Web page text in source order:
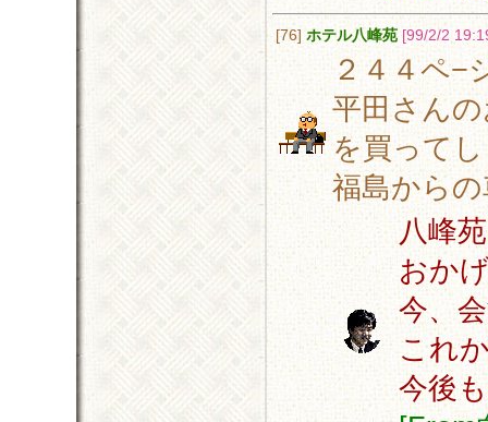
[76] ホテル八峰苑 [99/2/2
２４４ペ−
平田さん
を買って
福島から
八峰
おか
今、
これ
今後